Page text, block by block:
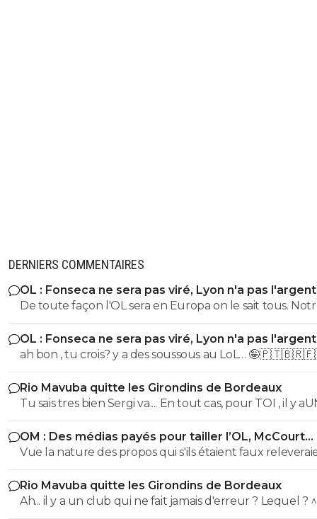
DERNIERS COMMENTAIRES
OL : Fonseca ne sera pas viré, Lyon n'a pas
le faire
De toute façon l'OL sera en Europa on le sait tous.
grosse connerie est d'avoir vendangé la fin de saison
On est d'ailleurs dans la continuité.... Un tour préliminaire
c'est toujours une belle merde, d'autant + quand on a
budget réduit.
OL : Fonseca ne sera pas viré, Lyon n'a pas
le faire
ah bon , tu crois? y a des soussous au LoL…
Rio Mavuba quitte les Girondins de Bordeaux
Tu sais tres bien Sergi va.... En tout cas, pour TOI , il y
SEUL CLUB qui est parfait... Et qui QUOI QU IL ARRIVE
sera JMAIS critiqué par toi..... Tu te rends compte que
seul a defendre mordicus le mec qui a faillit couler
mon pauvre vieux fou... tu t'en rends compte au
OM : Des médias payés pour tailler l’OL, McCourt
accusé
Vue la nature des propos qui s'ils étaient faux
la diffamation, je penses que c'est bien documenté et
Rio Mavuba quitte les Girondins de Bordeaux
Ah... il y a un club qui ne fait jamais d'erreur ? Lequel ?